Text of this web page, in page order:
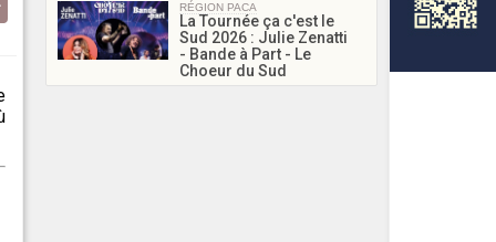
RÉGION PACA
La Tournée ça c'est le
Sud 2026 : Julie Zenatti
- Bande à Part - Le
Choeur du Sud